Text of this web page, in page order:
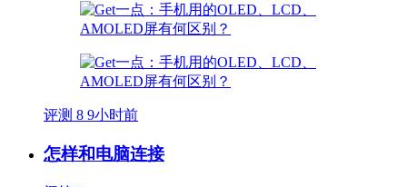
评测 8 9小时前
怎样和电脑连接